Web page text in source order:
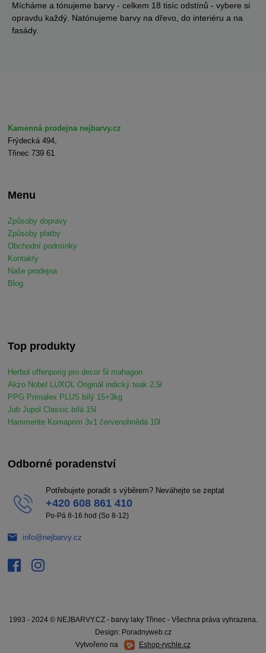
Mícháme a tónujeme barvy - celkem 18 tisíc odstínů - vybere si
opravdu každý. Natónujeme barvy na dřevo, do interiéru a na
fasády.
Kamenná prodejna nejbarvy.cz
Frýdecká 494,
Třinec 739 61
Menu
Způsoby dopravy
Způsoby platby
Obchodní podmínky
Kontakty
Naše prodejna
Blog
Top produkty
Herbol offenporig pro decor 5l mahagon
Akzo Nobel LUXOL Originál indický teak 2,5l
PPG Primalex PLUS bílý 15+3kg
Jub Jupol Classic bílá 15l
Hammerite Komaprim 3v1 červenohnědá 10l
Odborné poradenství
Potřebujete poradit s výběrem? Neváhejte se zeptat
+420 608 861 410
Po-Pá 8-16 hod (So 8-12)
info@nejbarvy.cz
1993 - 2024 © NEJBARVY.CZ - barvy laky Třinec - Všechna práva vyhrazena.
Design: Poradnyweb.cz
Vytvořeno na
Eshop-rychle.cz